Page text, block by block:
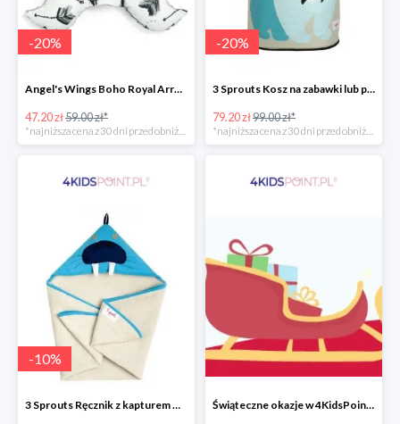
-20%
Angel's Wings Boho Royal Arrows Grey La Millou -20%
47.20 zł59.00 zł*
-20%
3 Sprouts Kosz na zabawki lub pranie Miś Polarny -20%
79.20 zł99.00 zł*
-10%
3 Sprouts Ręcznik z kapturem Mors -10% Świąteczne okazje w 4KidsPoint do -30%